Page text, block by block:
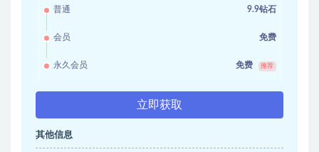
普通 9.9钻石
会员 免费
永久会员 免费 推荐
立即获取
其他信息